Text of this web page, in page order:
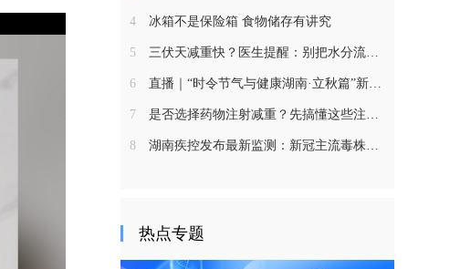
4 冰箱不是保险箱 食物储存有讲究
5 三伏天减重快？医生提醒：别把水分流失当成减脂
6 直播｜“时令节气与健康湖南·立秋篇”新闻发布会
7 是否选择药物注射减重？先搞懂这些注意事项
8 湖南疾控发布最新监测：新冠主流毒株较温和，两到三
热点专题